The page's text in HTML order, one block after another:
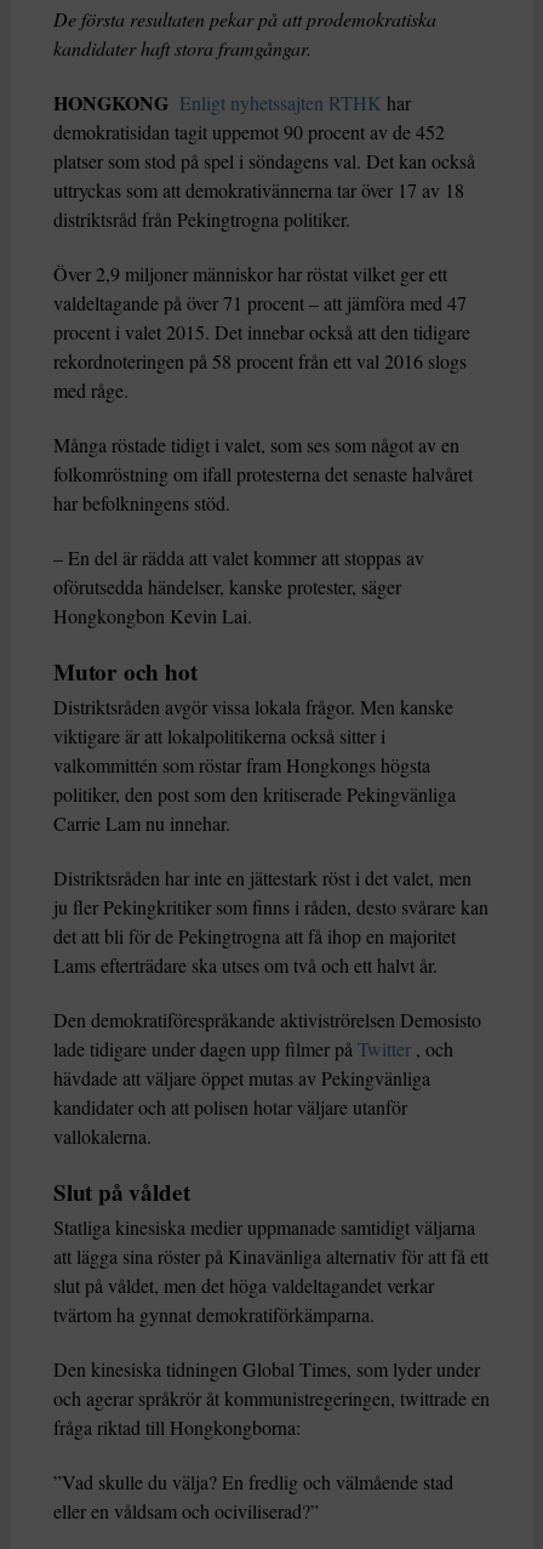
De första resultaten pekar på att prodemokratiska
kandidater haft stora framgångar.
HONGKONG Enligt nyhetssajten RTHK har
demokratisidan tagit uppemot 90 procent av de 452
platser som stod på spel i söndagens val. Det kan också
uttryckas som att demokrativännerna tar över 17 av 18
distriktsråd från Pekingtrogna politiker.
Över 2,9 miljoner människor har röstat vilket ger ett
valdeltagande på över 71 procent – att jämföra med 47
procent i valet 2015. Det innebar också att den tidigare
rekordnoteringen på 58 procent från ett val 2016 slogs
med råge.
Många röstade tidigt i valet, som ses som något av en
folkomröstning om ifall protesterna det senaste halvåret
har befolkningens stöd.
– En del är rädda att valet kommer att stoppas av
oförutsedda händelser, kanske protester, säger
Hongkongbon Kevin Lai.
Mutor och hot
Distriktsråden avgör vissa lokala frågor. Men kanske
viktigare är att lokalpolitikerna också sitter i
valkommittén som röstar fram Hongkongs högsta
politiker, den post som den kritiserade Pekingvänliga
Carrie Lam nu innehar.
Distriktsråden har inte en jättestark röst i det valet, men
ju fler Pekingkritiker som finns i råden, desto svårare kan
det att bli för de Pekingtrogna att få ihop en majoritet
Lams efterträdare ska utses om två och ett halvt år.
Den demokratiförespråkande aktiviströrelsen Demosisto
lade tidigare under dagen upp filmer på Twitter , och
hävdade att väljare öppet mutas av Pekingvänliga
kandidater och att polisen hotar väljare utanför
vallokalerna.
Slut på våldet
Statliga kinesiska medier uppmanade samtidigt väljarna
att lägga sina röster på Kinavänliga alternativ för att få ett
slut på våldet, men det höga valdeltagandet verkar
tvärtom ha gynnat demokratiförkämparna.
Den kinesiska tidningen Global Times, som lyder under
och agerar språkrör åt kommunistregeringen, twittrade en
fråga riktad till Hongkongborna:
”Vad skulle du välja? En fredlig och välmående stad
eller en våldsam och ociviliserad?”